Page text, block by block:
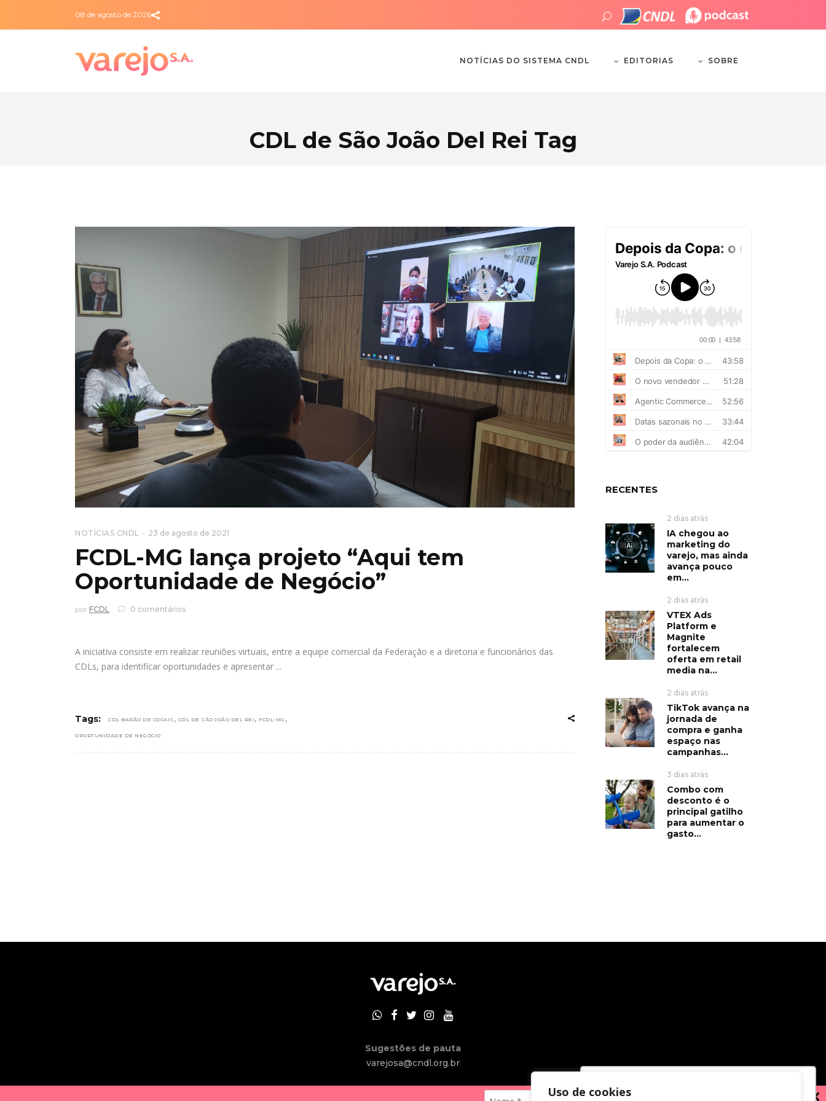
Utilizamos cookies para oferecer melhor
Uso de cookies
08 de agosto de 2026
NOTÍCIAS DO SISTEMA CNDL EDITORIAS SOBRE
CDL de São João Del Rei Tag
NOTÍCIAS CNDL 23 de agosto de 2021
FCDL-MG lança projeto “Aqui tem
Oportunidade de Negócio”
por FCDL 0 comentários
A iniciativa consiste em realizar reuniões virtuais, entre a equipe comercial da Federação e a diretoria e funcionários das
CDLs, para identificar oportunidades e apresentar
Tags: CDL BARÃO DE COCAIS , CDL DE SÃO JOÃO DEL REI , FCDL-MG ,
OPORTUNIDADE DE NEGÓCIO
RECENTES
2 dias atrás
IA chegou ao
marketing do
varejo, mas ainda
avança pouco
em...
2 dias atrás
VTEX Ads
Platform e
Magnite
fortalecem
oferta em retail
media na...
2 dias atrás
TikTok avança na
jornada de
compra e ganha
espaço nas
campanhas...
3 dias atrás
Combo com
desconto é o
principal gatilho
para aumentar o
gasto...
Sugestões de pauta
varejosa@cndl.org.br